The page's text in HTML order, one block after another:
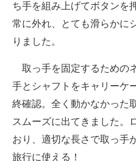
ち手を組み上げてボタンを
常に外れ、とても滑らかに
りました。
取っ手を固定するための
手とシャフトをキャリーケ
終確認。全く動かなかった
スムーズに出てきました。
おり、適切な長さで取っ手
旅行に使える！